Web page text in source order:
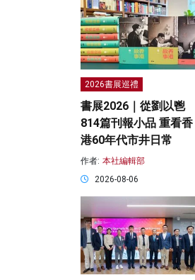
2026書展巡禮
書展2026｜從劉以鬯
814篇刊報小品 重看香
港60年代市井日常
作者: 本社編輯部
2026-08-06